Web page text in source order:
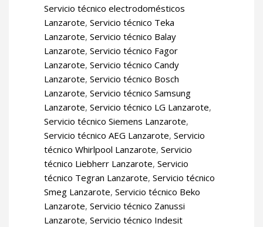
Servicio técnico electrodomésticos
Lanzarote, Servicio técnico Teka
Lanzarote, Servicio técnico Balay
Lanzarote, Servicio técnico Fagor
Lanzarote, Servicio técnico Candy
Lanzarote, Servicio técnico Bosch
Lanzarote, Servicio técnico Samsung
Lanzarote, Servicio técnico LG Lanzarote,
Servicio técnico Siemens Lanzarote,
Servicio técnico AEG Lanzarote, Servicio
técnico Whirlpool Lanzarote, Servicio
técnico Liebherr Lanzarote, Servicio
técnico Tegran Lanzarote, Servicio técnico
Smeg Lanzarote, Servicio técnico Beko
Lanzarote, Servicio técnico Zanussi
Lanzarote, Servicio técnico Indesit